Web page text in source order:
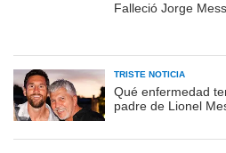
Falleció Jorge
TRISTE NOTICIA
Qué enfermedad
padre de Lionel